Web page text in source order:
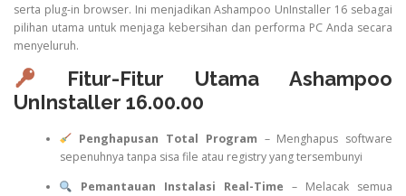
serta plug-in browser. Ini menjadikan Ashampoo UnInstaller 16 sebagai
pilihan utama untuk menjaga kebersihan dan performa PC Anda secara
menyeluruh.
Fitur-Fitur Utama Ashampoo
UnInstaller 16.00.00
Penghapusan Total Program – Menghapus software
sepenuhnya tanpa sisa file atau registry yang tersembunyi
Pemantauan Instalasi Real-Time – Melacak semua